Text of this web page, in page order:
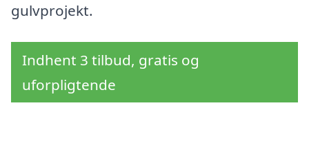
gulvprojekt.
Indhent 3 tilbud, gratis og
uforpligtende